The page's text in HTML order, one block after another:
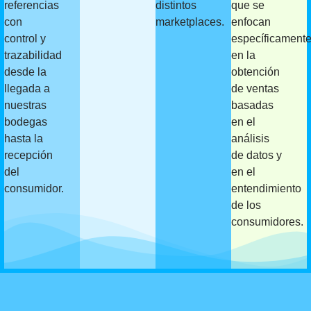
referencias
con
control y
trazabilidad
desde la
llegada a
nuestras
bodegas
hasta la
recepción
del
consumidor.
distintos
marketplaces.
que se
enfocan
específicamente
en la
obtención
de ventas
basadas
en el
análisis
de datos y
en el
entendimiento
de los
consumidores.